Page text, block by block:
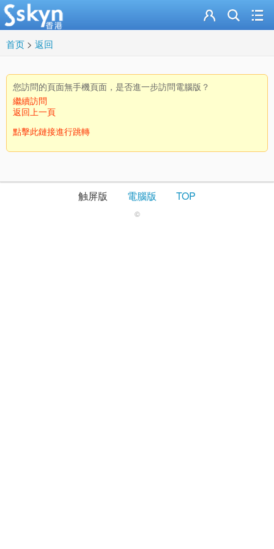
首页 > 返回
您訪問的頁面無手機頁面，是否進一步訪問電腦版？
繼續訪問
返回上一頁
點擊此鏈接進行跳轉
触屏版 電腦版 TOP
©